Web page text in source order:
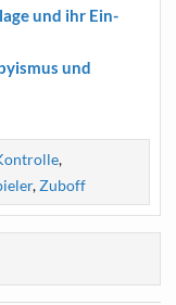
und ihr Ein­
und
,
,Zuboff